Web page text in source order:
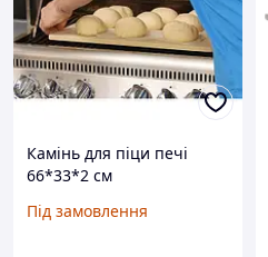
Камінь для піци печі
66*33*2 см
Під замовлення